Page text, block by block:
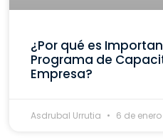
¿Por qué es
Programa de
Empresa?
Asdrubal Urrutia 6 de